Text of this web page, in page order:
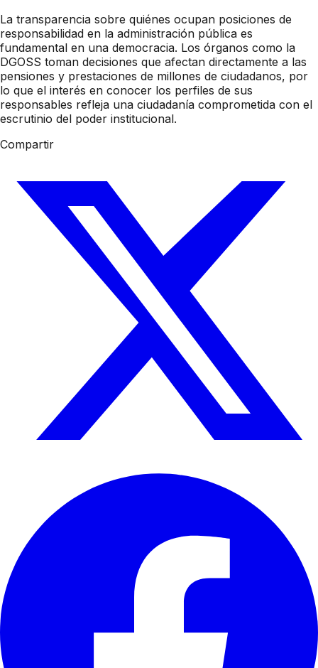
La transparencia sobre quiénes ocupan posiciones de
responsabilidad en la administración pública es
fundamental en una democracia. Los órganos como la
DGOSS toman decisiones que afectan directamente a las
pensiones y prestaciones de millones de ciudadanos, por
lo que el interés en conocer los perfiles de sus
responsables refleja una ciudadanía comprometida con el
escrutinio del poder institucional.
Compartir